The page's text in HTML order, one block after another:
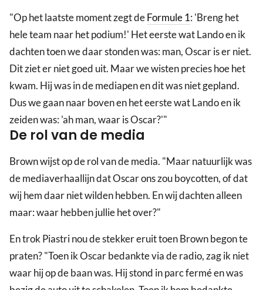
"Op het laatste moment zegt deFormule 1: 'Breng het
hele team naar het podium!' Het eerste wat Lando en ik
dachten toen we daar stonden was: man, Oscar is er niet.
Dit ziet er niet goed uit. Maar we wisten precies hoe het
kwam. Hij was in de mediapen en dit was niet gepland.
Dus we gaan naar boven en het eerste wat Lando en ik
zeiden was: 'ah man, waar is Oscar?'"
De rol van de media
Brown wijst op de rol van de media. "Maar natuurlijk was
de mediaverhaallijn dat Oscar ons zou boycotten, of dat
wij hem daar niet wilden hebben. En wij dachten alleen
maar: waar hebben jullie het over?"
En trok Piastri nou de stekker eruit toen Brown begon te
praten? "Toen ik Oscar bedankte via de radio, zag ik niet
waar hij op de baan was. Hij stond in parc fermé en was